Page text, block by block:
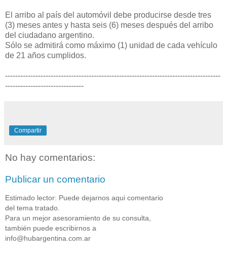
El arribo al país del automóvil debe producirse desde tres
(3) meses antes y hasta seis (6) meses después del arribo
del ciudadano argentino.
Sólo se admitirá como máximo (1) unidad de cada vehículo
de 21 años cumplidos.
-------------------------------------------------------------------------------------
-------------------------------
Compartir
No hay comentarios:
Publicar un comentario
Estimado lector: Puede dejarnos aqui comentario
del tema tratado.
Para un mejor asesoramiento de su consulta,
también puede escribirnos a
info@hubargentina.com.ar